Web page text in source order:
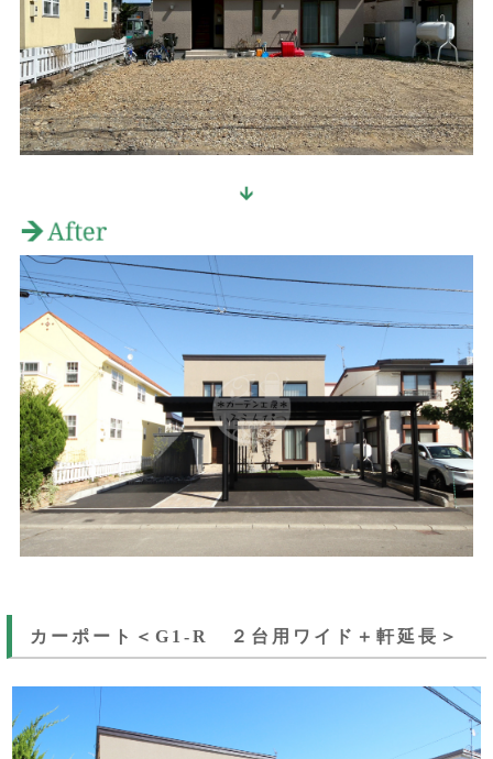
カーポート＜G1-R ２台用ワイド＋軒延長＞